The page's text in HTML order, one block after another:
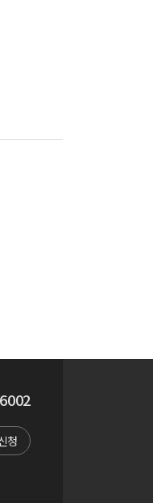
청